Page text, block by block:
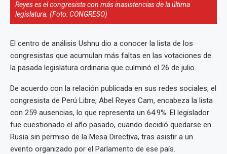
Reyes es el congresista con más inasistencias de la última
legislatura. (Foto: CONGRESO)
El centro de análisis Ushnu dio a conocer la lista de los
congresistas que acumulan más faltas en las votaciones de
la pasada legislatura ordinaria que culminó el 26 de julio.
De acuerdo con la relación publicada en sus redes sociales, el
congresista de Perú Libre, Abel Reyes Cam, encabeza la lista
con 259 ausencias, lo que representa un 64.9%. El legislador
fue cuestionado el año pasado, cuando decidió quedarse en
Rusia sin permiso de la Mesa Directiva, tras asistir a un
evento organizado por el Parlamento de ese país.